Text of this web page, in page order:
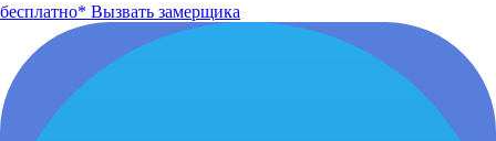
бесплатно* Вызвать замерщика